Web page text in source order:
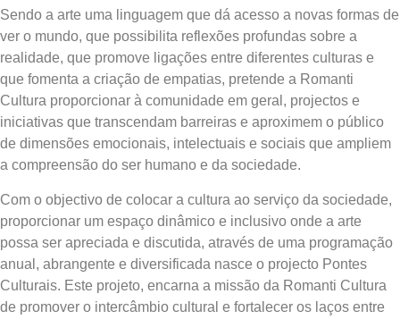
Sendo a arte uma linguagem que dá acesso a novas formas de
ver o mundo, que possibilita reflexões profundas sobre a
realidade, que promove ligações entre diferentes culturas e
que fomenta a criação de empatias, pretende a Romanti
Cultura proporcionar à comunidade em geral, projectos e
iniciativas que transcendam barreiras e aproximem o público
de dimensões emocionais, intelectuais e sociais que ampliem
a compreensão do ser humano e da sociedade.
Com o objectivo de colocar a cultura ao serviço da sociedade,
proporcionar um espaço dinâmico e inclusivo onde a arte
possa ser apreciada e discutida, através de uma programação
anual, abrangente e diversificada nasce o projecto Pontes
Culturais. Este projeto, encarna a missão da Romanti Cultura
de promover o intercâmbio cultural e fortalecer os laços entre